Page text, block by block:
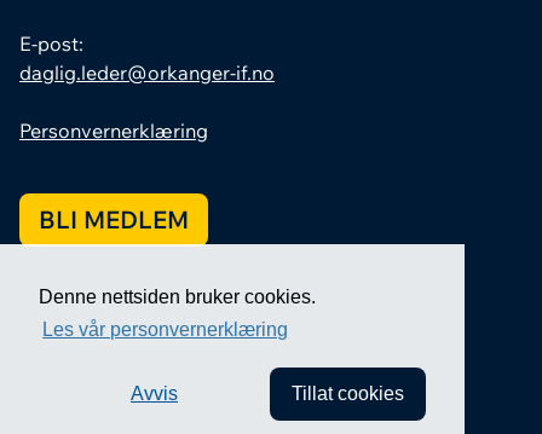
Denne nettsiden bruker cookies.
Les vår personvernerklæring
Avvis Tillat cookies
E-post:
daglig.leder@orkanger-if.no
Personvernerklæring
BLI MEDLEM